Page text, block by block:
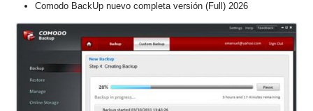
Comodo BackUp nuevo completa versión (Full) 2026